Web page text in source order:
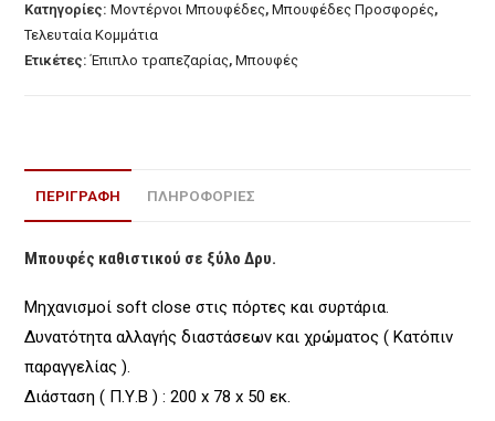
ποσότητα
Κατηγορίες:Μοντέρνοι Μπουφέδες,Μπουφέδες Προσφορές,
Τελευταία Κομμάτια
Ετικέτες:Έπιπλο τραπεζαρίας,Μπουφές
ΠΕΡΙΓΡΑΦΉ ΠΛΗΡΟΦΟΡΙΕΣ
Μπουφές καθιστικού σε ξύλο Δρυ.
Μηχανισμοί soft close στις πόρτες και συρτάρια.
Δυνατότητα αλλαγής διαστάσεων και χρώματος ( Κατόπιν
παραγγελίας ).
Διάσταση ( Π.Υ.Β ) : 200 x 78 x 50 εκ.